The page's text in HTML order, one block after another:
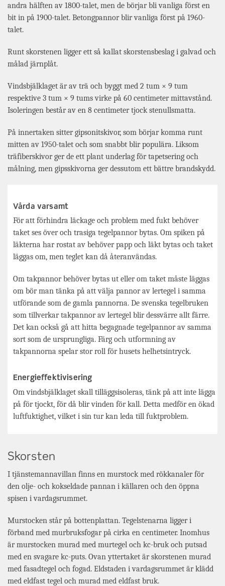
andra hälften av 1800-talet, men de börjar bli vanliga först en
bit in på 1900-talet. Betongpannor blir vanliga först på 1960-
talet.
Runt skorstenen ligger ett så kallat skorstensbeslag i galvad och
målad järnplåt.
Vindsbjälklaget är av trä och byggt med 2 tum × 9 tum
respektive 3 tum × 9 tums virke på 60 centimeter mittavstånd.
Isoleringen består av en 8 centimeter tjock stenullsmatta.
På innertaken sitter gipsonitskivor, som börjar komma runt
mitten av 1950-talet och som snabbt blir populära. Liksom
träfiberskivor ger de ett plant underlag för tapetsering och
målning, men gipsskivorna ger dessutom ett bättre brandskydd.
Vårda varsamt
För att förhindra läckage och problem med fukt behöver
taket ses över och trasiga tegelpannor bytas. Om spiken på
läkterna har rostat av behöver papp och läkt bytas och taket
läggas om, men teglet kan då återanvändas.
Om takpannor behöver bytas ut eller om taket måste läggas
om bör man tänka på att välja pannor av lertegel i samma
utförande som de gamla pannorna. De svenska tegelbruken
som tillverkar takpannor av lertegel blir dessvärre allt färre.
Det kan också gå att hitta begagnade tegelpannor av samma
sort som de ursprungliga. Färg och utformning av
takpannorna spelar stor roll för husets helhetsintryck.
Energieffektivisering
Om vindsbjälklaget skall tilläggsisoleras, tänk på att inte lägga
på för tjockt, för då blir vinden för kall. Detta medför en ökad
luftfuktighet, vilket i sin tur kan leda till fuktproblem.
Skorsten
I tjänstemannavillan finns en murstock med rökkanaler för
den olje- och kokseldade pannan i källaren och den öppna
spisen i vardagsrummet.
Murstocken står på bottenplattan. Tegelstenarna ligger i
förband med murbruksfogar på cirka en centimeter. Inomhus
är murstocken murad med murtegel och kc-bruk och putsad
med en svagare kc-puts. Ovan yttertaket är skorstenen murad
med fasadtegel och fogad. Eldstaden i vardagsrummet är klädd
med eldfast tegel och murad med eldfast bruk.